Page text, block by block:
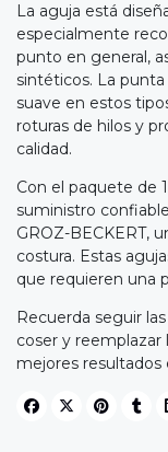
La aguja está
especialmente
punto en general,
sintéticos. La
suave en estos
roturas de hilos y
calidad.
Con el paquete de
suministro
GROZ-BECKERT,
costura. Estas
que requieren una
Recuerda seguir
coser y
mejores